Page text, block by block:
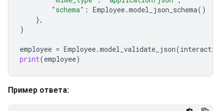
"schema" : Employee.model_json_schema()
},
)
employee = Employee.model_validate_json(
print(employee)
Пример ответа: